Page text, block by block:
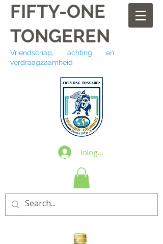
FIFTY-ONE
TONGEREN
Vriendschap, achting en
verdraagzaamheid
Inloggen